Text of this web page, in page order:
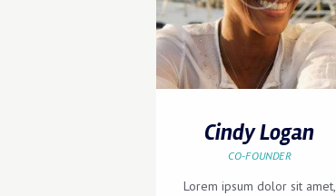
Cindy Logan
CO-FOUNDER
Lorem ipsum dolor sit amet,